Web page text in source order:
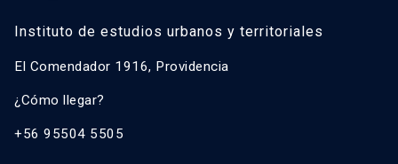
Instituto de estudios urbanos y territoriales
El Comendador 1916, Providencia
¿Cómo llegar?
+56 95504 5505